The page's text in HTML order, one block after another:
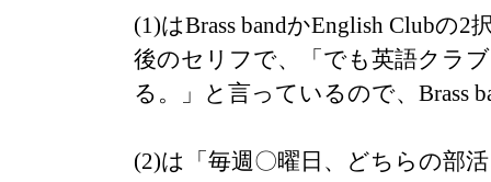
(1)はBrass bandかEnglish Clubの2
後のセリフで、「でも英語クラ
る。」と言っているので、Brass
(2)は「毎週〇曜日、どちらの部